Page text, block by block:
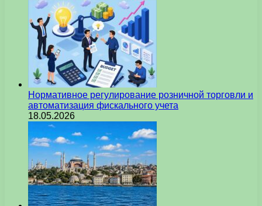
Нормативное регулирование розничной торговли и
автоматизация фискального учета
18.05.2026